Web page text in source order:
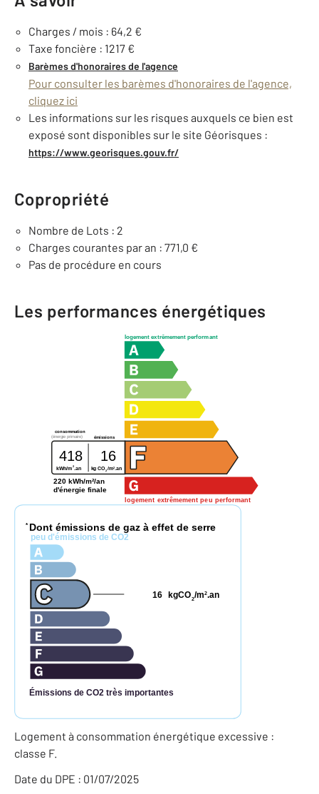
Charges / mois : 64,2 €
Taxe foncière : 1217 €
Barèmes d'honoraires de l'agence
Pour consulter les barèmes d'honoraires de l'agence,
cliquez ici
Les informations sur les risques auxquels ce bien est
exposé sont disponibles sur le site Géorisques :
https://www.georisques.gouv.fr/
Copropriété
Nombre de Lots : 2
Charges courantes par an : 771,0 €
Pas de procédure en cours
Les performances énergétiques
logement extrêmement performant
logement extrêmement peu performant
consommation
émissions
(énergie primaire)
418 16
kWh/m 2 .an kg CO2/m2 .an
220 kWh/m²/an
d'énergie finale
* Dont émissions de gaz à effet de serre
peu d'émissions de CO2
Émissions de CO2 très importantes
kgCO2/m2.an
16
Logement à consommation énergétique excessive :
classe F.
Date du DPE : 01/07/2025